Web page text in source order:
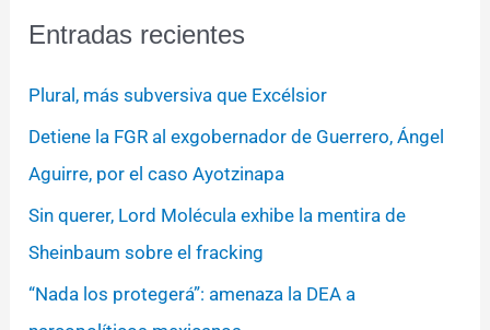
Entradas recientes
Plural, más subversiva que Excélsior
Detiene la FGR al exgobernador de Guerrero, Ángel
Aguirre, por el caso Ayotzinapa
Sin querer, Lord Molécula exhibe la mentira de
Sheinbaum sobre el fracking
“Nada los protegerá”: amenaza la DEA a